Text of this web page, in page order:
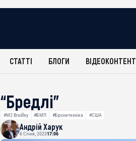
СТАТТІ БЛОГИ ВІДЕОКОНТЕНТ
“Бредлі”
#M2 Bradley #БМП #Бронетехніка #США
Андрій Харук
6 Січня, 202317:06